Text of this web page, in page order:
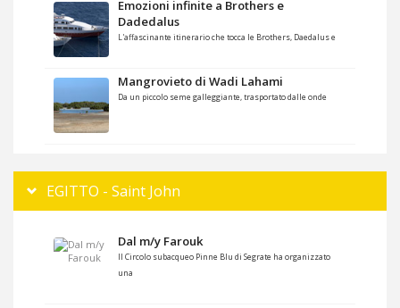
Emozioni infinite a Brothers e
Dadedalus
L'affascinante itinerario che tocca le Brothers, Daedalus e
Mangrovieto di Wadi Lahami
Da un piccolo seme galleggiante, trasportato dalle onde
EGITTO - Saint John
Dal m/y Farouk
Il Circolo subacqueo Pinne Blu di Segrate ha organizzato
una